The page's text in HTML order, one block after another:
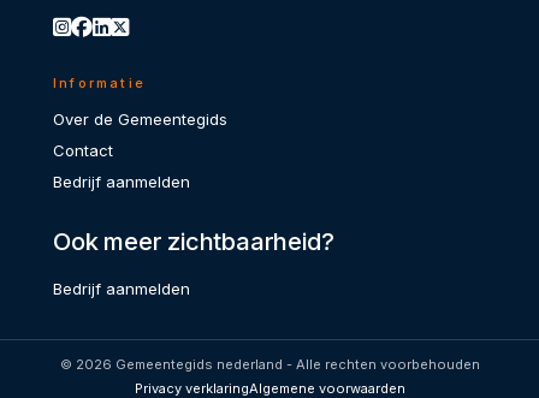
Informatie
Over de Gemeentegids
Contact
Bedrijf aanmelden
Ook meer zichtbaarheid?
Bedrijf aanmelden
© 2026 Gemeentegids nederland - Alle rechten voorbehouden
Privacy verklaringAlgemene voorwaarden